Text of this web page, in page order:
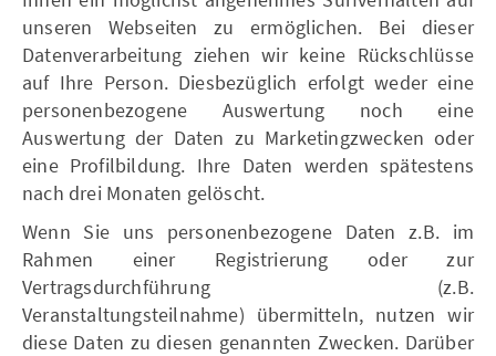
unseren Webseiten zu ermöglichen. Bei dieser
Datenverarbeitung ziehen wir keine Rückschlüsse
auf Ihre Person. Diesbezüglich erfolgt weder eine
personenbezogene Auswertung noch eine
Auswertung der Daten zu Marketingzwecken oder
eine Profilbildung. Ihre Daten werden spätestens
nach drei Monaten gelöscht.
Wenn Sie uns personenbezogene Daten z.B. im
Rahmen einer Registrierung oder zur
Vertragsdurchführung (z.B.
Veranstaltungsteilnahme) übermitteln, nutzen wir
diese Daten zu diesen genannten Zwecken. Darüber